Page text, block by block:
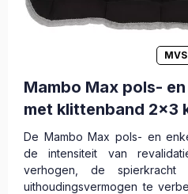
Mambo Max pols-
met klittenband 2x3
De Mambo Max pols- en
de intensiteit van
verhogen, de
uithoudingsvermogen te